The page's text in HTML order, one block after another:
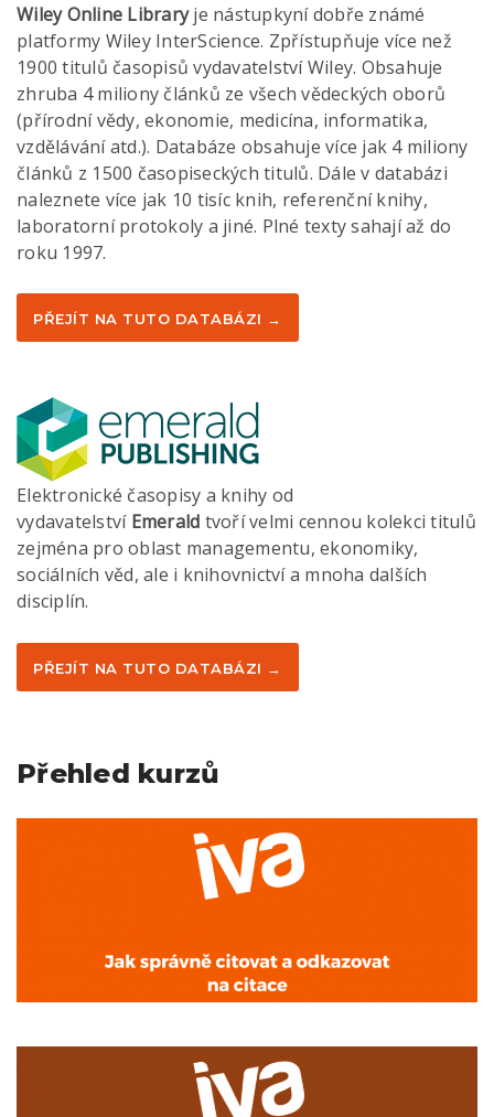
Wiley Online Libraryje nástupkyní dobře známé
platformy Wiley InterScience. Zpřístupňuje více než
1900 titulů časopisů vydavatelství Wiley. Obsahuje
zhruba 4 miliony článků ze všech vědeckých oborů
(přírodní vědy, ekonomie, medicína, informatika,
vzdělávání atd.). Databáze obsahuje více jak 4 miliony
článků z 1500 časopiseckých titulů. Dále v databázi
naleznete více jak 10 tisíc knih, referenční knihy,
laboratorní protokoly a jiné. Plné texty sahají až do
roku 1997.
PŘEJÍT NA TUTO DATABÁZI →
Elektronické časopisy a knihy od
vydavatelství Emerald tvoří velmi cennou kolekci titulů
zejména pro oblast managementu, ekonomiky,
sociálních věd, ale i knihovnictví a mnoha dalších
disciplín.
PŘEJÍT NA TUTO DATABÁZI →
Přehled kurzů